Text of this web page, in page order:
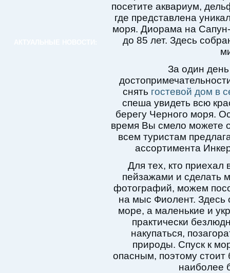
посетите аквариум,
где представлена
моря. Диорама на
до 85 лет. Здесь
За один
снять гостевой дом в
спеша увидеть всю
берегу Черного моря.
время Вы смело можете
всем туристам
ассортимента
Для тех, кто
пейзажами и сделать
фотографий, можем
на мыс Фиолент. Здесь
море, а маленькие и
практически
накупаться,
природы. Спуск к
опасным, поэтому
наиболее